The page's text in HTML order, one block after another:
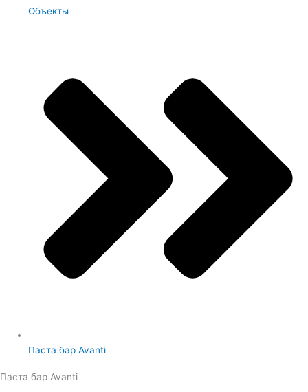
Объекты
Паста бар Avanti
Паста бар Avanti